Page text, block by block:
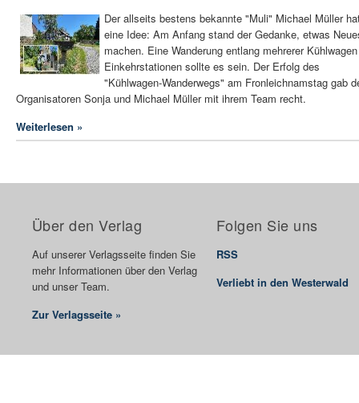
Der allseits bestens bekannte "Muli" Michael Müller
eine Idee: Am Anfang stand der Gedanke, etwas
machen. Eine Wanderung entlang mehrerer
Einkehrstationen sollte es sein. Der Erfolg des
"Kühlwagen-Wanderwegs" am Fronleichnamstag gab
Organisatoren Sonja und Michael Müller mit ihrem Team recht.
Weiterlesen »
Über den Verlag
Auf unserer Verlagsseite finden Sie
mehr Informationen über den Verlag
und unser Team.
Zur Verlagsseite »
Folgen Sie uns
RSS
Verliebt in den Westerwald